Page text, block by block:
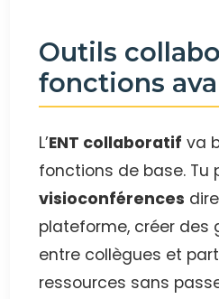
Outils
fonctions
L’ENT collaboratif va
fonctions de base. Tu
visioconférences
plateforme, créer des
entre collègues et
ressources sans